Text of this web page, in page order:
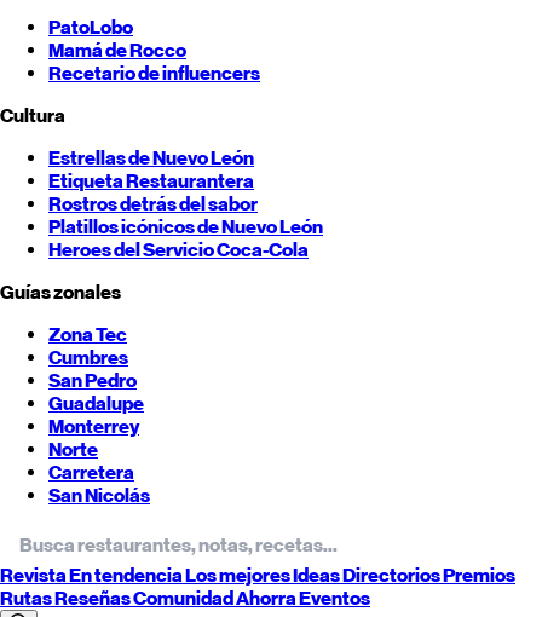
PatoLobo
Mamá de Rocco
Recetario de influencers
Cultura
Estrellas deNuevo León
Etiqueta Restaurantera
Rostros detrás del sabor
Platillos icónicos deNuevo León
Heroes del Servicio Coca-Cola
Guías zonales
Zona Tec
Cumbres
San Pedro
Guadalupe
Monterrey
Norte
Carretera
San Nicolás
RevistaEn tendenciaLos mejoresIdeasDirectoriosPremios
RutasReseñasComunidadAhorraEventos